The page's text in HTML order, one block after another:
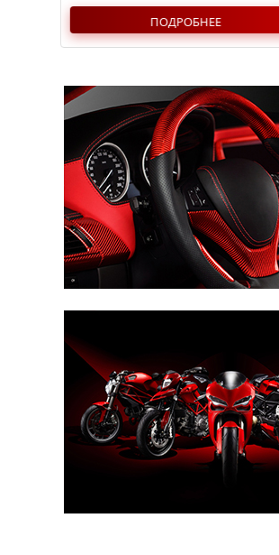
ПОДРОБНЕЕ